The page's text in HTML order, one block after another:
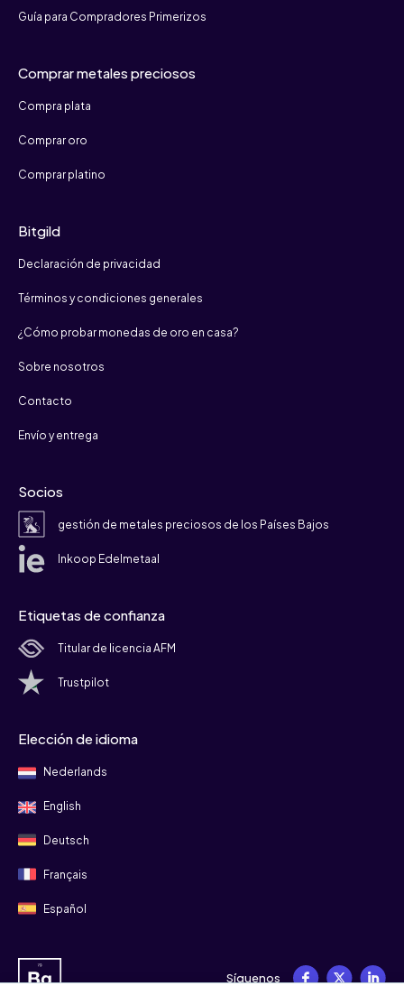
Guía para Compradores Primerizos
Comprar metales preciosos
Compra plata
Comprar oro
Comprar platino
Bitgild
Declaración de privacidad
Términos y condiciones generales
¿Cómo probar monedas de oro en casa?
Sobre nosotros
Contacto
Envío y entrega
Socios
gestión de metales preciosos de los Países Bajos
Inkoop Edelmetaal
Etiquetas de confianza
Titular de licencia AFM
Trustpilot
Elección de idioma
Nederlands
English
Deutsch
Français
Español
Síguenos